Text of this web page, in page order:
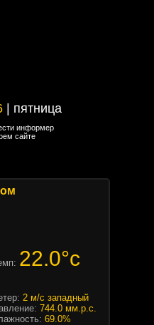
| пятница
| пятница
информер
сайте
22.0°c
2 м/с западный
744.0 мм.р.с.
69.0%